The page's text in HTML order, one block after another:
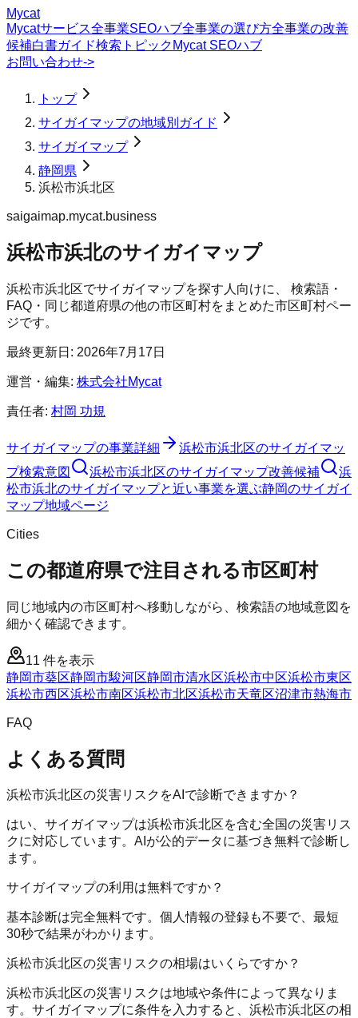
Mycat
Mycatサービス全事業SEOハブ全事業の選び方全事業の改善
候補白書ガイド検索トピック Mycat SEOハブ
お問い合わせ->
トップ
サイガイマップの地域別ガイド
サイガイマップ
静岡県
浜松市浜北区
saigaimap.mycat.business
浜松市浜北のサイガイマップ
浜松市浜北区でサイガイマップを探す人向けに、 検索語・
FAQ・同じ都道府県の他の市区町村をまとめた市区町村ペー
ジです。
最終更新日: 2026年7月17日
運営・編集: 株式会社Mycat
責任者: 村岡 功規
サイガイマップの事業詳細 浜松市浜北区のサイガイマッ
プ検索意図 浜松市浜北区のサイガイマップ改善候補
浜
松市浜北のサイガイマップと近い事業を選ぶ静岡のサイガイ
マップ地域ページ
Cities
この都道府県で注目される市区町村
同じ地域内の市区町村へ移動しながら、検索語の地域意図を
細かく確認できます。
11 件を表示
静岡市葵区静岡市駿河区静岡市清水区浜松市中区浜松市東区
浜松市西区浜松市南区浜松市北区浜松市天竜区沼津市熱海市
FAQ
よくある質問
浜松市浜北区の災害リスクをAIで診断できますか？
はい、サイガイマップは浜松市浜北区を含む全国の災害リス
クに対応しています。AIが公的データに基づき無料で診断し
ます。
サイガイマップの利用は無料ですか？
基本診断は完全無料です。個人情報の登録も不要で、最短
30秒で結果がわかります。
浜松市浜北区の災害リスクの相場はいくらですか？
浜松市浜北区の災害リスクは地域や条件によって異なりま
す。サイガイマップに条件を入力すると、浜松市浜北区の相